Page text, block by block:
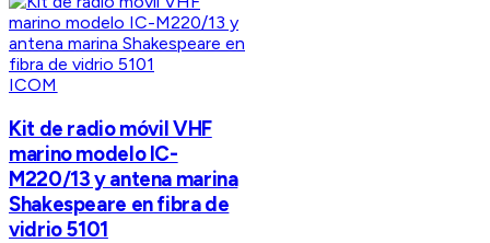
ICOM
Kit de radio móvil VHF
marino modelo IC-
M220/13 y antena marina
Shakespeare en fibra de
vidrio 5101